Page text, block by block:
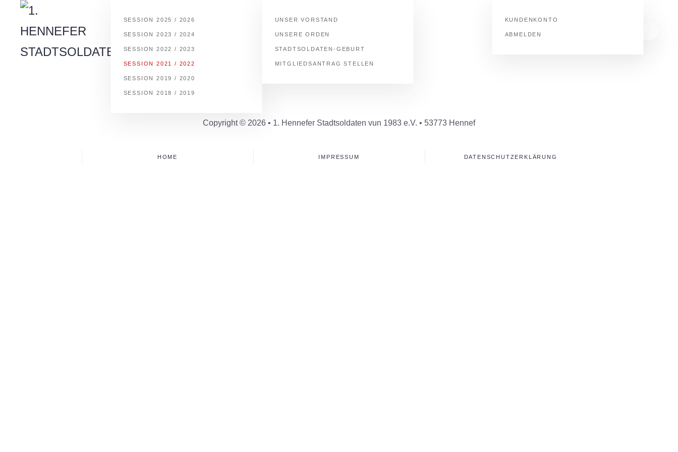
SESSION 2025 / 2026
SESSION 2023 / 2024
SESSION 2022 / 2023
SESSION 2021 / 2022
SESSION 2019 / 2020
SESSION 2018 / 2019
UNSER VORSTAND
UNSERE ORDEN
STADTSOLDATEN-GEBURT
MITGLIEDSANTRAG STELLEN
KUNDENKONTO
ABMELDEN
Copyright © 2026 • 1. Hennefer Stadtsoldaten vun 1983 e.V. • 53773 Hennef
HOME IMPRESSUM DATENSCHUTZERKLÄRUNG